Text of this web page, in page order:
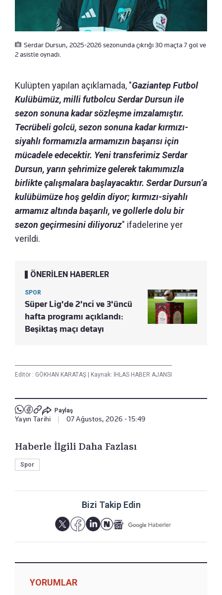
Serdar Dursun, 2025-2026 sezonunda çıkrığı 30 maçta 7 gol ve
2 asistle oynadı.
Kulüpten yapılan açıklamada, "Gaziantep Futbol
Kulübümüz, milli futbolcu Serdar Dursun ile
sezon sonuna kadar sözleşme imzalamıştır.
Tecrübeli golcü, sezon sonuna kadar kırmızı-
siyahlı formamızla armamızın başarısı için
mücadele edecektir. Yeni transferimiz Serdar
Dursun, yarın şehrimize gelerek takımımızla
birlikte çalışmalara başlayacaktır. Serdar Dursun’a
kulübümüze hoş geldin diyor; kırmızı-siyahlı
armamız altında başarılı, ve gollerle dolu bir
sezon geçirmesini diliyoruz" ifadelerine yer
verildi.
ÖNERİLEN HABERLER
SPOR
Süper Lig'de 2'nci ve 3'üncü
hafta programı açıklandı:
Beşiktaş maçı detayı
Editör : GÖKHAN KARATAŞ Kaynak: İHLAS HABER AJANSI
Paylaş
Yayın Tarihi 07 Ağustos, 2026 - 15:49
Haberle İlgili Daha Fazlası
Spor
Bizi Takip Edin
YORUMLAR